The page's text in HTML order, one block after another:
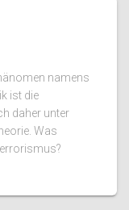
namens
ist die
daher unter
Was